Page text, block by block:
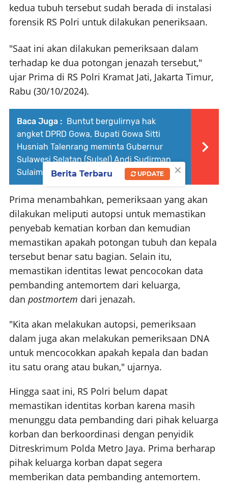
kedua tubuh tersebut sudah berada di instalasi
forensik RS Polri untuk dilakukan peneriksaan.
"Saat ini akan dilakukan pemeriksaan dalam
terhadap ke dua potongan jenazah tersebut,"
ujar Prima di RS Polri Kramat Jati, Jakarta Timur,
Rabu (30/10/2024).
Baca Juga : Buntut bergulirnya hak
angket DPRD Gowa, Bupati Gowa Sitti
Husniah Talenrang meminta Gubernur
Sulawesi Selatan (Sulsel) Andi Sudirman
Sulaiman turun tangan
Prima menambahkan, pemeriksaan yang akan
dilakukan meliputi autopsi untuk memastikan
penyebab kematian korban dan kemudian
memastikan apakah potongan tubuh dan kepala
tersebut benar satu bagian. Selain itu,
memastikan identitas lewat pencocokan data
pembanding antemortem dari keluarga,
dan postmortem dari jenazah.
"Kita akan melakukan autopsi, pemeriksaan
dalam juga akan melakukan pemeriksaan DNA
untuk mencocokkan apakah kepala dan badan
itu satu orang atau bukan," ujarnya.
Hingga saat ini, RS Polri belum dapat
memastikan identitas korban karena masih
menunggu data pembanding dari pihak keluarga
korban dan berkoordinasi dengan penyidik
Ditreskrimum Polda Metro Jaya. Prima berharap
pihak keluarga korban dapat segera
memberikan data pembanding antemortem.
×
Berita Terbaru UPDATE